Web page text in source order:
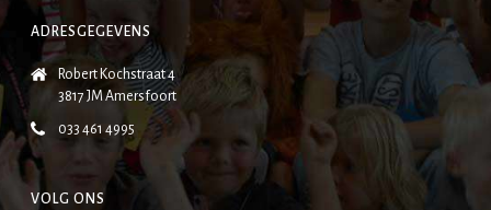
ADRESGEGEVENS
Robert Kochstraat 4
3817 JM Amersfoort
033 461 4995
VOLG ONS